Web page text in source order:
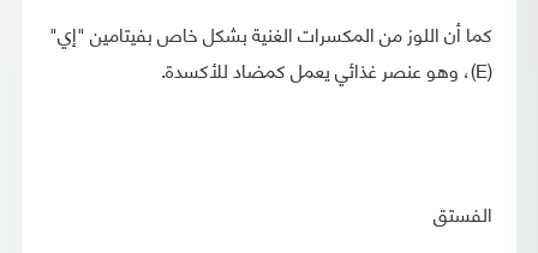
كما أن اللوز من المكسرات الغنية بشكل خاص بفيتامين "إي"
(E)، وهو عنصر غذائي يعمل كمضاد للأكسدة.
الفستق